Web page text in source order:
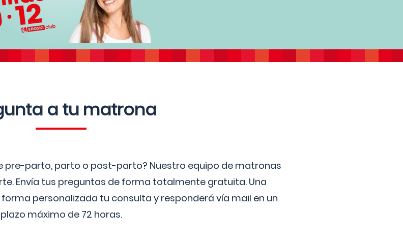
a tu matrona
pre-parto, parto o post-parto? Nuestro equipo de matronas
Envía tus preguntas de forma totalmente gratuita. Una
personalizada tu consulta y responderá vía mail en un
plazo máximo de 72 horas.